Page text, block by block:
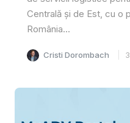
Centrală și de Est, cu o
România...
Cristi Dorombach 3